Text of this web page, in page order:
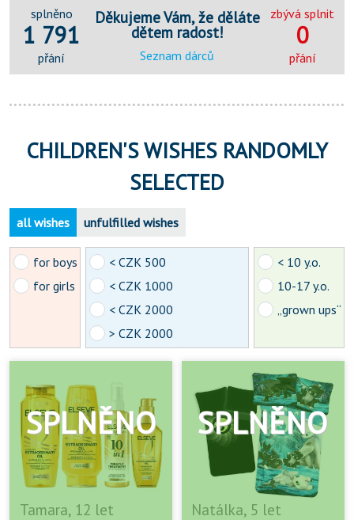
splněno
1 791
přání
Děkujeme Vám, že děláte
dětem radost!
Seznam dárců
zbývá splnit
0
přání
CHILDREN'S WISHES RANDOMLY
SELECTED
all wishes unfulfilled wishes
for boys
for girls
< CZK 500
< CZK 1000
< CZK 2000
> CZK 2000
< 10 y.o.
10-17 y.o.
„grown ups“
Tamara, 12 let Natálka, 5 let